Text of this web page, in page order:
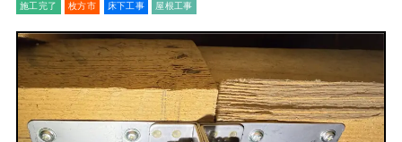
施工完了 枚方市 床下工事 屋根工事